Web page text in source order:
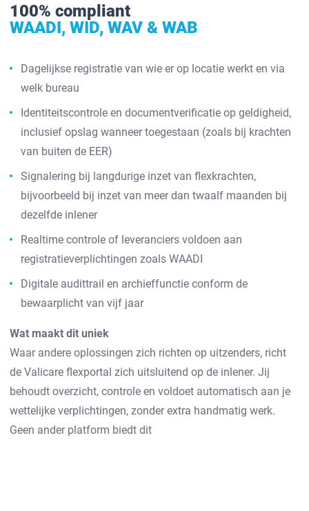
100% compliant
WAADI, WID, WAV & WAB
Dagelijkse registratie van wie er op locatie werkt en via
welk bureau
Identiteitscontrole en documentverificatie op geldigheid,
inclusief opslag wanneer toegestaan (zoals bij krachten
van buiten de EER)
Signalering bij langdurige inzet van flexkrachten,
bijvoorbeeld bij inzet van meer dan twaalf maanden bij
dezelfde inlener
Realtime controle of leveranciers voldoen aan
registratieverplichtingen zoals WAADI
Digitale audittrail en archieffunctie conform de
bewaarplicht van vijf jaar
Wat maakt dit uniek
Waar andere oplossingen zich richten op uitzenders, richt
de Valicare flexportal zich uitsluitend op de inlener. Jij
behoudt overzicht, controle en voldoet automatisch aan je
wettelijke verplichtingen, zonder extra handmatig werk.
Geen ander platform biedt dit